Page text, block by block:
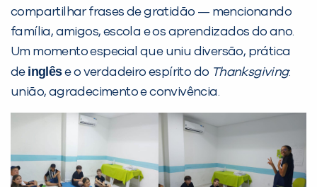
compartilhar frases de gratidão — mencionando
família, amigos, escola e os aprendizados do ano.
Um momento especial que uniu diversão, prática
de inglêse o verdadeiro espírito do Thanksgiving:
união, agradecimento e convivência.
Você é aluno inFlux?
Sim Não
VOLTAR